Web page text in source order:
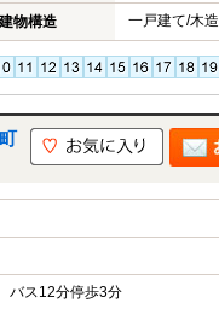
建物構造 一戸建て/木造
ス12分停歩3分